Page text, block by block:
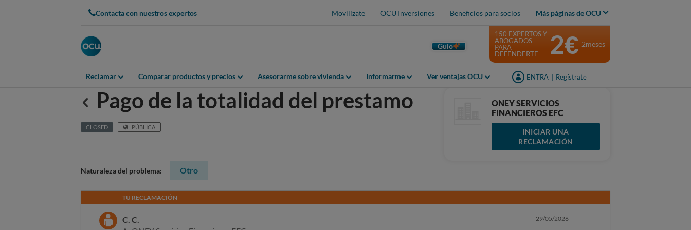
Contacta con nuestros expertos Movilízate OCU Inversiones Beneficios para socios Más páginas de OCU
Guio
Reclamar Comparar productos y precios Asesorarme sobre vivienda Informarme Ver ventajas OCU ENTRA Regístrate
150 EXPERTOS Y
ABOGADOS
PARA
DEFENDERTE
2€ 2meses
Anterior
Pago de la totalidad del prestamo
CLOSED PÚBLICA
ONEY SERVICIOS
FINANCIEROS EFC
INICIAR UNA
RECLAMACIÓN
Naturaleza del problema: Otro
TU RECLAMACIÓN
C. C.
29/05/2026